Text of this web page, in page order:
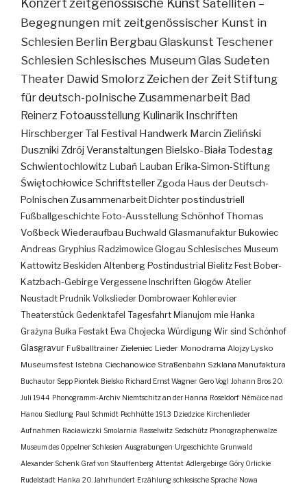
Satelliten –
Begegnungen mit zeitgenössischer Kunst in
Schlesien Berlin BergbauGlaskunst Teschener
Schlesien Schlesisches MuseumGlas Sudeten
Theater Dawid Smolorz Zeichen der Zeit Stiftung
für deutsch-polnische Zusammenarbeit Bad
Reinerz Fotoausstellung Kulinarik Inschriften
Hirschberger Tal Festival Handwerk Marcin Zieliński
Duszniki Zdrój Veranstaltungen Bielsko-Biała Todestag
Schwientochlowitz
Lubań Lauban Erika-Simon-Stiftung
Świętochłowice SchriftstellerZgoda Haus der Deutsch-
Polnischen ZusammenarbeitDichterpostindustriell
Fußballgeschichte Foto-AusstellungSchönhofThomas
VoßbeckWiederaufbau Buchwald Glasmanufaktur Bukowiec
Andreas Gryphius Radzimowice Glogau Schlesisches Museum
Kattowitz Beskiden Altenberg Postindustrial Bielitz Fest Bober-
Katzbach-Gebirge Vergessene Inschriften Głogów Atelier
Neustadt Prudnik Volkslieder Dombrowaer Kohlerevier
Theaterstück Gedenktafel Tagesfahrt Mianujom mie Hanka
Grażyna Bułka Festakt Ewa Chojecka Würdigung Wir sind Schönhof
Glasgravur Fußballtrainer Zieleniec Lieder Monodrama Alojzy Lysko
Museumsfest Istebna Ciechanowice Straßenbahn Szklana Manufaktura
Buchautor Sepp Piontek Bielsko Richard Ernst Wagner Gero Vogl Johann Bros 20.
Juli 1944 Phonogramm-Archiv Niemtschitz an der Hanna Roseldorf Némčice nad
Hanou Siedlung Paul Schmidt Pechhütte 1913 Dziedzice Kirchenlieder
Aufnahmen Racławiczki Smolarnia Rasselwitz Sedschütz Phonographenwalze
Museum des Oppelner Schlesien Ausgrabungen Urgeschichte Grunwald
Alexander Schenk Graf von Stauffenberg Attentat Adlergebirge Góry Orlickie
Rudelstadt Hanka 20. Jahrhundert Erzählung schlesische Sprache Nowa